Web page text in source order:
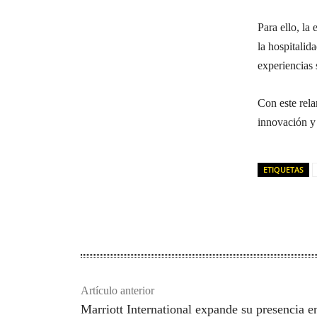
Para ello, la
la
experiencias
Con este
innovación y
ETIQUETAS
Artículo anterior
Marriott International expande su presencia